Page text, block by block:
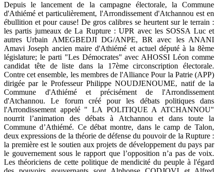
Depuis le lancement de la campagne électorale, la Commune
d'Athiémé et particulièrement, l'Arrondissement d'Atchannou est en
ébullition et pour cause! De gros calibres se heurtent sur le terrain :
les partis jumeaux de La Rupture : UPR avec les SOSSA Luc et
autres Urbain AMEGBEDJI DG/ANPE, BR avec les ANANI
Amavi Joseph ancien maire d'Athiémé et actuel député à la 8ème
législature; le parti "Les Démocrates" avec AHOSSI Léon comme
candidat tête de liste dans la 17ème circonscription électorale.
Contre cet ensemble, les membres de l'Alliance Pour la Patrie (APP)
dirigée par le Professeur Philippe NOUDJENOUME, natif de la
Commune d'Athiémé et précisément de l'Arrondissement
d'Atchannou. Le forum créé pour les débats politiques dans
l'Arrondissement appelé " LA POLITIQUE A ATCHANNOU"
nourrit l’animation des débats à Atchannou et dans toute la
Commune d’Athiémé. Ce débat montre, dans le camp de Talon,
deux expressions de la théorie de défense du pouvoir de la Rupture :
la première est le soutien aux projets de développement du pays par
le gouvernement sous le rapport que l’opposition n’a pas de voix.
Les théoriciens de cette politique de mendicité du peuple à l'égard